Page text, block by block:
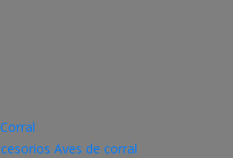
Aves de corral